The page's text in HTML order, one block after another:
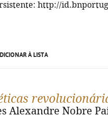
http://
À LISTA
Alexandre Nobre